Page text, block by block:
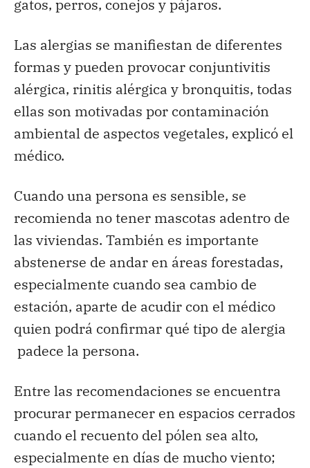
gatos, perros, conejos y pájaros.
Las alergias se manifiestan de diferentes
formas y pueden provocar conjuntivitis
alérgica, rinitis alérgica y bronquitis, todas
ellas son motivadas por contaminación
ambiental de aspectos vegetales, explicó el
médico.
Cuando una persona es sensible, se
recomienda no tener mascotas adentro de
las viviendas. También es importante
abstenerse de andar en áreas forestadas,
especialmente cuando sea cambio de
estación, aparte de acudir con el médico
quien podrá confirmar qué tipo de alergia
padece la persona.
Entre las recomendaciones se encuentra
procurar permanecer en espacios cerrados
cuando el recuento del pólen sea alto,
especialmente en días de mucho viento;